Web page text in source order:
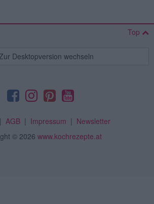
Top
Zur Desktopversion wechseln
AGB| Impressum | Newsletter
© 2026 www.kochrezepte.at